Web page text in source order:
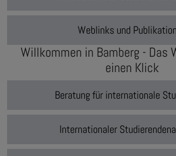
Weblinks und
Willkommen in Bamberg - Das
einen Klick
Beratung für internationale
Internationaler